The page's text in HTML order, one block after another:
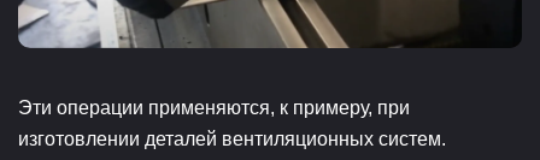
Эти операции применяются, к примеру, при
изготовлении деталей вентиляционных систем.